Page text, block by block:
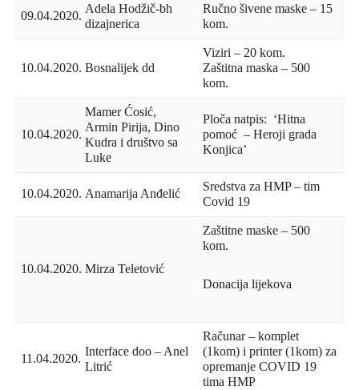
09.04.2020. Adela Hodžič-bh
dizajnerica
Ručno šivene maske – 15
kom.
10.04.2020. Bosnalijek dd
Viziri – 20 kom.
Zaštitna maska – 500
kom.
10.04.2020.
Mamer Ćosić,
Armin Pirija, Dino
Kudra i društvo sa
Luke
Ploča natpis: ‘Hitna
pomoć – Heroji grada
Konjica’
10.04.2020. Anamarija Anđelić
Sredstva za HMP – tim
Covid 19
10.04.2020. Mirza Teletović
Zaštitne maske – 500
kom.
Donacija lijekova
11.04.2020. Interface doo – Anel
Litrić
Računar – komplet
(1kom) i printer (1kom) za
opremanje COVID 19
tima HMP